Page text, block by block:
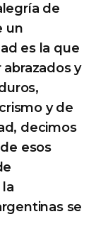
de
un
es la que
y
y de
decimos
esos
se